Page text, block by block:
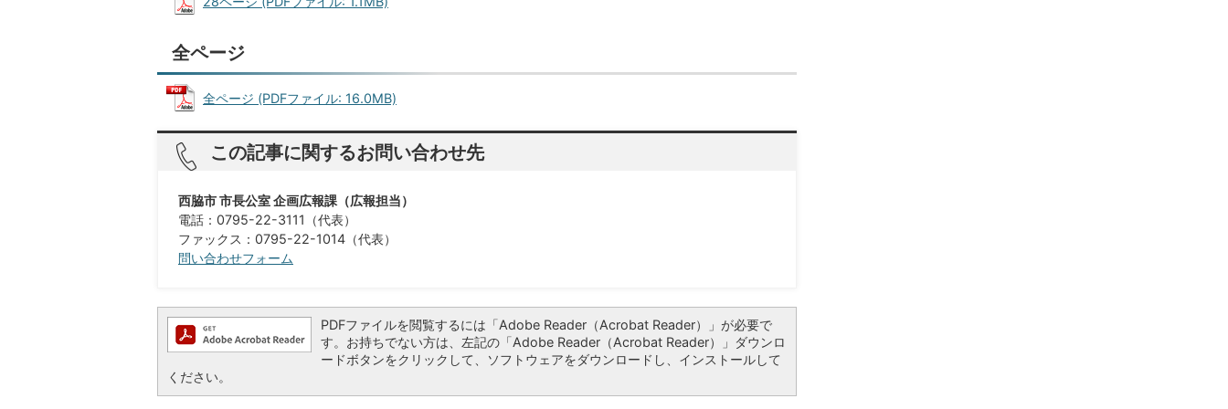
全ページ
全ページ (PDFファイル: 16.0MB)
この記事に関するお問い合わせ先
西脇市 市長公室 企画広報課（広報担当）
電話：0795-22-3111（代表）
ファックス：0795-22-1014（代表）
問い合わせフォーム
PDFファイルを閲覧するには「Adobe Reader（Acrobat Reader）」が必要で
す。お持ちでない方は、左記の「Adobe Reader（Acrobat Reader）」ダウンロ
ードボタンをクリックして、ソフトウェアをダウンロードし、インストールして
ください。